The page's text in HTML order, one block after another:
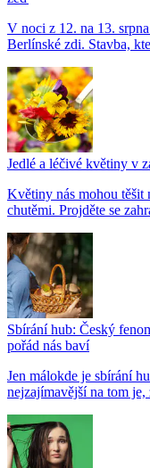
V noci z 12. na 13.
Berlínské zdi. Stavba,
Jedlé a léčivé květiny v
Květiny nás mohou těšit
chutěmi. Projděte se
Sbírání hub: Český
pořád nás baví
Jen málokde je sbírání
nejzajímavější na tom je,